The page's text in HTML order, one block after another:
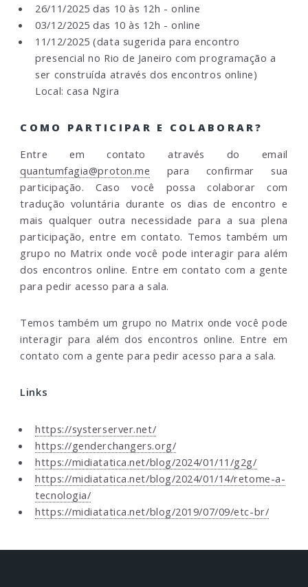
26/11/2025 das 10 às 12h - online
03/12/2025 das 10 às 12h - online
11/12/2025 (data sugerida para encontro
presencial no Rio de Janeiro com programação a
ser construída através dos encontros online)
Local: casa Ngira
COMO PARTICIPAR E COLABORAR?
Entre em contato através do email
quantumfagia@proton.me para confirmar sua
participação. Caso você possa colaborar com
tradução voluntária durante os dias de encontro e
mais qualquer outra necessidade para a sua plena
participação, entre em contato. Temos também um
grupo no Matrix onde você pode interagir para além
dos encontros online. Entre em contato com a gente
para pedir acesso para a sala.
Temos também um grupo no Matrix onde você pode
interagir para além dos encontros online. Entre em
contato com a gente para pedir acesso para a sala.
Links
https://systerserver.net/
https://genderchangers.org/
https://midiatatica.net/blog/2024/01/11/g2g/
https://midiatatica.net/blog/2024/01/14/retome-a-
tecnologia/
https://midiatatica.net/blog/2019/07/09/etc-br/